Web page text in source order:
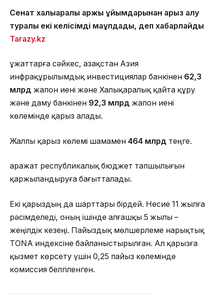
Сенат халықаралық қаржы ұйымдарынан қарыз алу
туралы екі келісімді мақұлдады, деп хабарлайды
Tarazy.kz
Құжаттарға сәйкес, Қазақстан Азия
инфрақұрылымдық инвестициялар банкінен 62,3
млрд жапон иені және Халықаралық қайта құру
және даму банкінен 92,3 млрд жапон иені
көлемінде қарыз алады.
Жалпы қарыз көлемі шамамен 464 млрд теңге.
Қаражат республикалық бюджет тапшылығын
қаржыландыруға бағытталады.
Екі қарыздың да шарттары бірдей. Несие 11 жылға
рәсімделеді, оның ішінде алғашқы 5 жылы –
жеңілдік кезеңі. Пайыздық мөлшерлеме нарықтық
TONA индексіне байланыстырылған. Ал қарызға
қызмет көрсету үшін 0,25 пайыз көлемінде
комиссия белгіленген.